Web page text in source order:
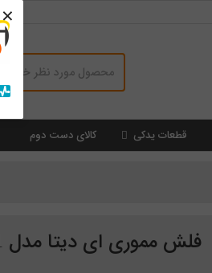
×
قطعات یدکی کالای دست دوم
فلش مموری ای دیتا مدل Adata S101